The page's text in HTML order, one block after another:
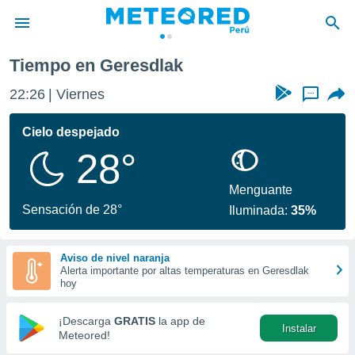
de
ha sido
calidad.
a este
las
y
forma
digital
basada
Tiempo en Geresdlak
22:26 Viernes ...
Cielo despejado
28°
Sensación de 28°
Menguante
Iluminada:35%
Aviso de nivel naranja
Alerta importante por altas temperaturas en Geresdlak
hoy
¡Descarga GRATIS la app de
Meteored!
Instalar